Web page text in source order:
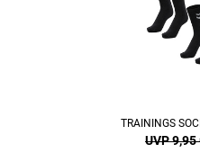
TRAININGS
UVP 9,95